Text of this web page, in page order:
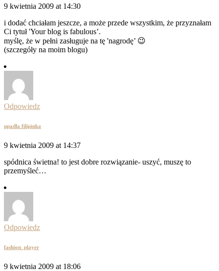
9 kwietnia 2009 at 14:30
i dodać chciałam jeszcze, a może przede wszystkim, że przyznałam
Ci tytuł 'Your blog is fabulous’.
myślę, że w pełni zasługuje na tę 'nagrodę’ 😉
(szczegóły na moim blogu)
Odpowiedz
upadła filipinka
9 kwietnia 2009 at 14:37
spódnica świetna! to jest dobre rozwiązanie- uszyć, muszę to
przemyśleć…
Odpowiedz
fashion_player
9 kwietnia 2009 at 18:06